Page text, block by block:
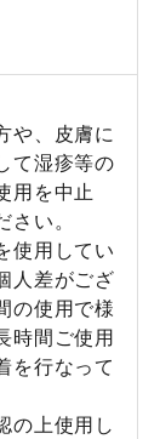
や、皮膚に
て湿疹等の
用を中止
い。
使用してい
人差がござ
の使用で様
時間ご使用
を行なって
の上使用し